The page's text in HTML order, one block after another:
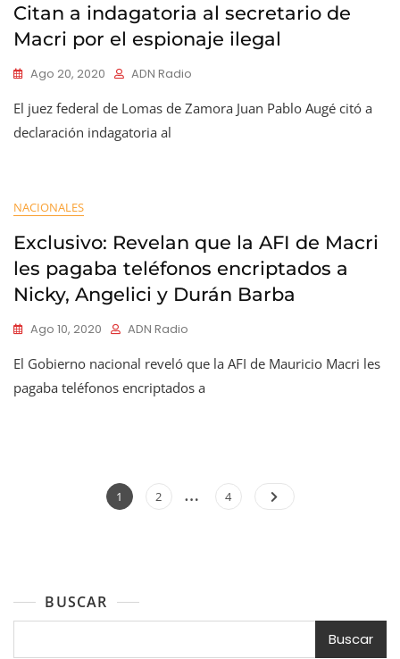
Citan a indagatoria al secretario de
Macri por el espionaje ilegal
Ago 20, 2020 ADN Radio
El juez federal de Lomas de Zamora Juan Pablo Augé citó a
declaración indagatoria al
NACIONALES
Exclusivo: Revelan que la AFI de Macri
les pagaba teléfonos encriptados a
Nicky, Angelici y Durán Barba
Ago 10, 2020 ADN Radio
El Gobierno nacional reveló que la AFI de Mauricio Macri les
pagaba teléfonos encriptados a
Paginación
Page
1 Page
2 … Page
4
BUSCAR
Buscar